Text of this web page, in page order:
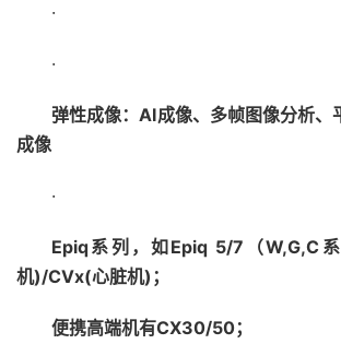
·
·
弹性成像：AI成像、多帧图像分析、
成像
·
Epiq系列，如Epiq 5/7（W,G,C
机)/CVx(心脏机)；
便携高端机有CX30/50；